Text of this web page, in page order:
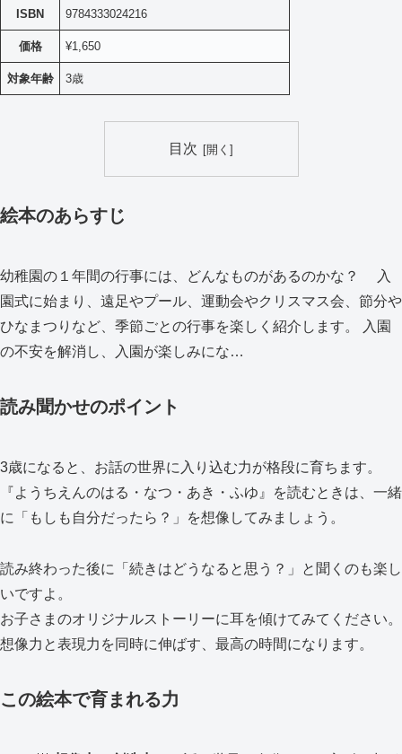
ISBN 9784333024216
価格 ¥1,650
対象年齢 3歳
目次
絵本のあらすじ
幼稚園の１年間の行事には、どんなものがあるのかな？ 入
園式に始まり、遠足やプール、運動会やクリスマス会、節分や
ひなまつりなど、季節ごとの行事を楽しく紹介します。 入園
の不安を解消し、入園が楽しみにな…
読み聞かせのポイント
3歳になると、お話の世界に入り込む力が格段に育ちます。
『ようちえんのはる・なつ・あき・ふゆ』を読むときは、一緒
に「もしも自分だったら？」を想像してみましょう。
読み終わった後に「続きはどうなると思う？」と聞くのも楽し
いですよ。
お子さまのオリジナルストーリーに耳を傾けてみてください。
想像力と表現力を同時に伸ばす、最高の時間になります。
この絵本で育まれる力